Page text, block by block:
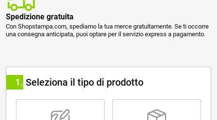
Spedizione gratuita
Con Shopstampa.com, spediamo la tua merce gratuitamente. Se ti occorre
una consegna anticipata, puoi optare per il servizio express a pagamento.
1 Seleziona il tipo di prodotto